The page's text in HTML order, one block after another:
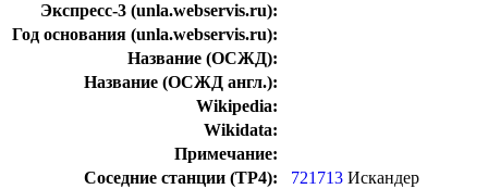
Экспресс-3 (unla.webservis.ru):
Год основания (unla.webservis.ru):
Название (ОСЖД):
Название (ОСЖД англ.):
Wikipedia:
Wikidata:
Примечание:
Соседние станции (ТР4):
721713 Искандер